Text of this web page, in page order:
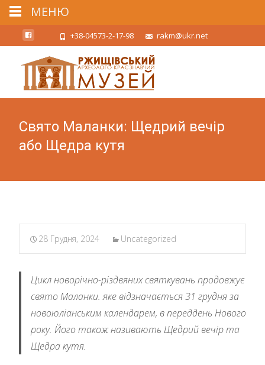
+38-04573-2-17-98 rakm@ukr.net
Свято Маланки: Щедрий вечір
або Щедра кутя
28 Грудня, 2024 Uncategorized
Цикл новорічно-різдвяних святкувань продовжує
свято Маланки. яке відзначається 31 грудня за
новоюліанським календарем, в переддень Нового
року. Його також називають Щедрий вечір та
Щедра кутя.
МЕНЮ